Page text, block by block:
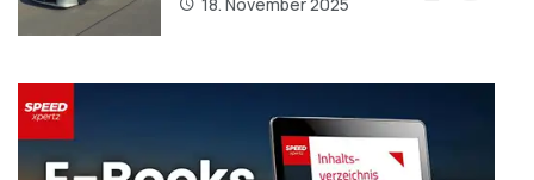
18. November 2025